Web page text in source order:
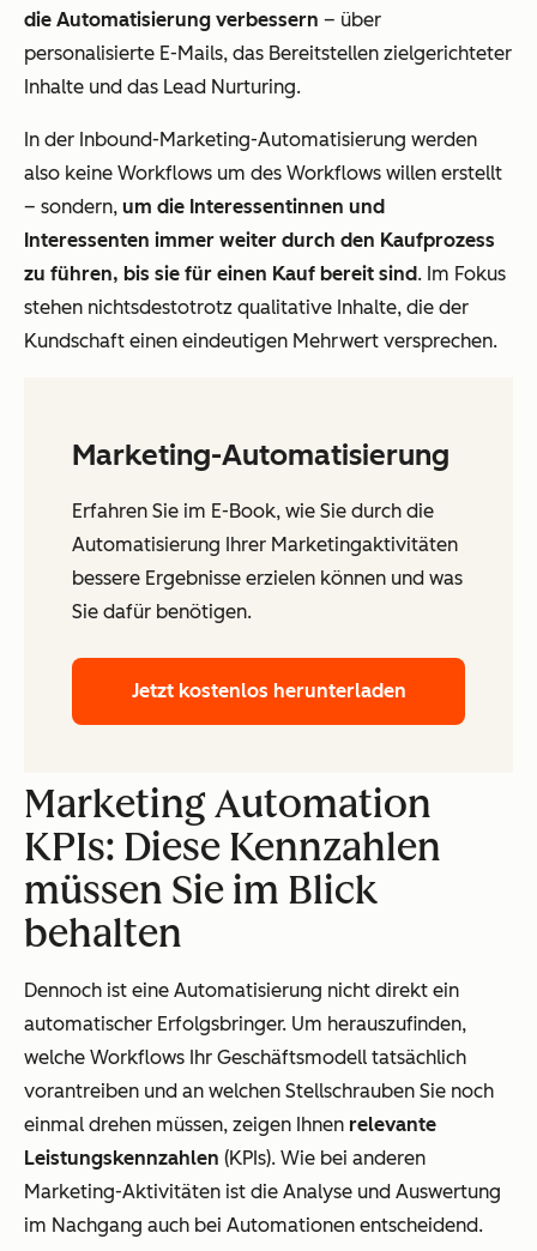
die Automatisierung verbessern – über
personalisierte E-Mails, das Bereitstellen zielgerichteter
Inhalte und das Lead Nurturing.
In der Inbound-Marketing-Automatisierung werden
also keine Workflows um des Workflows willen erstellt
– sondern, um die Interessentinnen und
Interessenten immer weiter durch den Kaufprozess
zu führen, bis sie für einen Kauf bereit sind. Im Fokus
stehen nichtsdestotrotz qualitative Inhalte, die der
Kundschaft einen eindeutigen Mehrwert versprechen.
Marketing-Automatisierung
Erfahren Sie im E-Book, wie Sie durch die
Automatisierung Ihrer Marketingaktivitäten
bessere Ergebnisse erzielen können und was
Sie dafür benötigen.
Jetzt kostenlos herunterladen
Marketing Automation
KPIs: Diese Kennzahlen
müssen Sie im Blick
behalten
Dennoch ist eine Automatisierung nicht direkt ein
automatischer Erfolgsbringer. Um herauszufinden,
welche Workflows Ihr Geschäftsmodell tatsächlich
vorantreiben und an welchen Stellschrauben Sie noch
einmal drehen müssen, zeigen Ihnen relevante
Leistungskennzahlen (KPIs). Wie bei anderen
Marketing-Aktivitäten ist die Analyse und Auswertung
im Nachgang auch bei Automationen entscheidend.